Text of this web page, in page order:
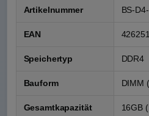
Artikelnummer BS-
EAN
Speichertyp DDR4
Bauform DIMM
Gesamtkapazität 16GB